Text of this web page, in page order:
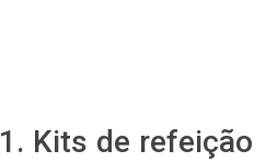
1. Kits de refeição